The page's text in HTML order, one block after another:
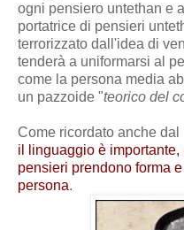
ogni pensiero untethan e
portatrice di pensieri
terrorizzato dall'idea di
tenderà a uniformarsi al
come la persona media
un pazzoide "teorico del
Come ricordato anche dal
il linguaggio è
pensieri prendono forma
persona.